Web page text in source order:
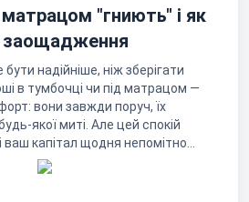
"гниють" і як
заощадження
надійніше, ніж зберігати
в тумбочці чи під матрацом —
вони завжди поруч, їх
якої миті. Але цей спокій
капітал щодня непомітно...